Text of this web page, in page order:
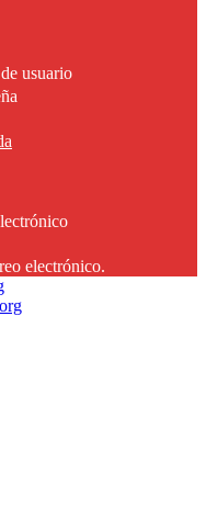
usuario
electrónico.